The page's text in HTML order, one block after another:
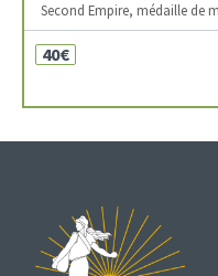
Second Empire, médaille de
40€